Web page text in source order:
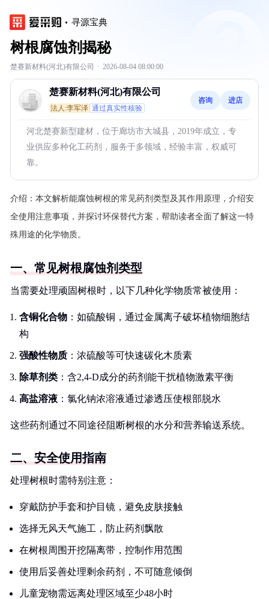
寻源宝典
树根腐蚀剂揭秘
楚赛新材料(河北)有限公司 · 2026-08-04 08:00:00
楚赛新材料(河北)有限公司
法人:李军泽 通过真实性核验
咨询 进店
河北楚赛新型建材，位于廊坊市大城县，2019年成立，专
业供应多种化工药剂，服务于多领域，经验丰富，权威可
靠。
介绍： 本文解析能腐蚀树根的常见药剂类型及其作用原理，介绍安
全使用注意事项，并探讨环保替代方案，帮助读者全面了解这一特
殊用途的化学物质。
一、常见树根腐蚀剂类型
当需要处理顽固树根时，以下几种化学物质常被使用：
含铜化合物 ：如硫酸铜，通过金属离子破坏植物细胞结
构
强酸性物质 ：浓硫酸等可快速碳化木质素
除草剂类 ：含2,4-D成分的药剂能干扰植物激素平衡
高盐溶液 ：氯化钠浓溶液通过渗透压使根部脱水
这些药剂通过不同途径阻断树根的水分和营养输送系统。
二、安全使用指南
处理树根时需特别注意：
穿戴防护手套和护目镜，避免皮肤接触
选择无风天气施工，防止药剂飘散
在树根周围开挖隔离带，控制作用范围
使用后妥善处理剩余药剂，不可随意倾倒
儿童宠物需远离处理区域至少48小时